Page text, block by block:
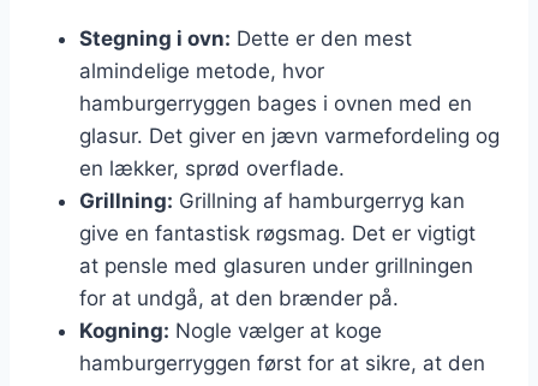
Stegning i ovn: Dette er den mest
almindelige metode, hvor
hamburgerryggen bages i ovnen med en
glasur. Det giver en jævn varmefordeling og
en lækker, sprød overflade.
Grillning: Grillning af hamburgerryg kan
give en fantastisk røgsmag. Det er vigtigt
at pensle med glasuren under grillningen
for at undgå, at den brænder på.
Kogning: Nogle vælger at koge
hamburgerryggen først for at sikre, at den